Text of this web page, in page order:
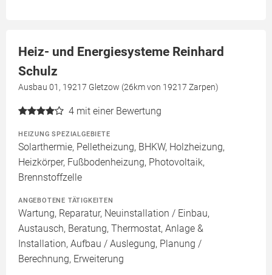
Heiz- und Energiesysteme Reinhard
Schulz
Ausbau 01, 19217 Gletzow (26km von 19217 Zarpen)
4 mit einer Bewertung
HEIZUNG SPEZIALGEBIETE
Solarthermie, Pelletheizung, BHKW, Holzheizung,
Heizkörper, Fußbodenheizung, Photovoltaik,
Brennstoffzelle
ANGEBOTENE TÄTIGKEITEN
Wartung, Reparatur, Neuinstallation / Einbau,
Austausch, Beratung, Thermostat, Anlage &
Installation, Aufbau / Auslegung, Planung /
Berechnung, Erweiterung